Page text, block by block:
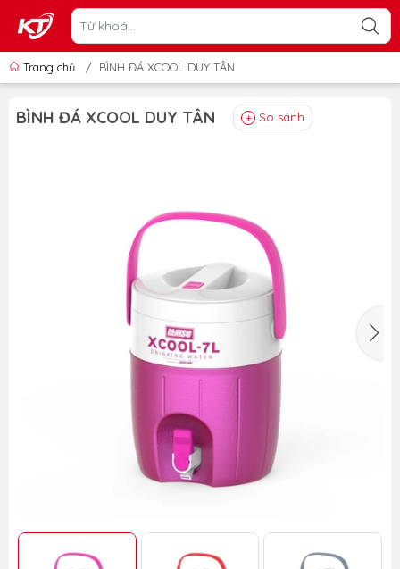
Trang chủ / BÌNH ĐÁ XCOOL DUY TÂN
BÌNH ĐÁ XCOOL DUY TÂN So sánh